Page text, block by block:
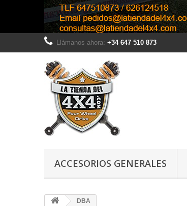
Llámanos ahora: +34 647 510 873
ACCESORIOS GENERALES
DBA